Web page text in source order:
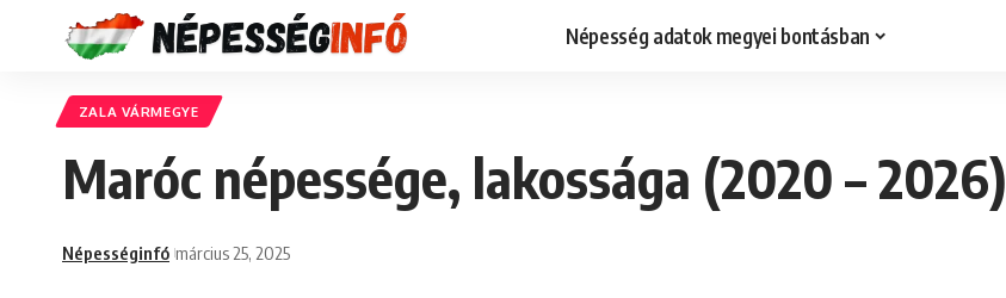
Népesség adatok megyei bontásban
ZALA VÁRMEGYE
Maróc népessége, lakossága (2020 – 2026)
Népességinfó március 25, 2025